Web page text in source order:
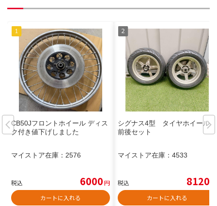
CB50Jフロントホイール ディス
ク付き値下げしました
マイストア在庫： 2576
税込 6000円
カートに入れる
シグナス4型 タイヤホイール
前後セット
マイストア在庫： 4533
税込 8120
カートに入れる